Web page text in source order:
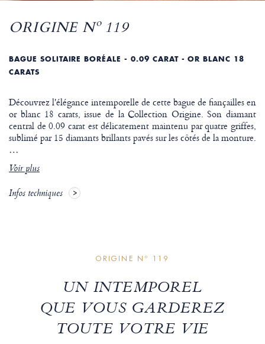
ORIGINE Nº 119
BAGUE SOLITAIRE BORÉALE - 0.09 CARAT - OR BLANC 18
CARATS
Découvrez l'élégance intemporelle de cette bague de fiançailles en
or blanc 18 carats, issue de la Collection Origine. Son diamant
central de 0.09 carat est délicatement maintenu par quatre griffes,
sublimé par 15 diamants brillants pavés sur les côtés de la monture.
…
Voir plus
Infos techniques
ORIGINE Nº 119
UN INTEMPOREL
QUE VOUS GARDEREZ
TOUTE VOTRE VIE